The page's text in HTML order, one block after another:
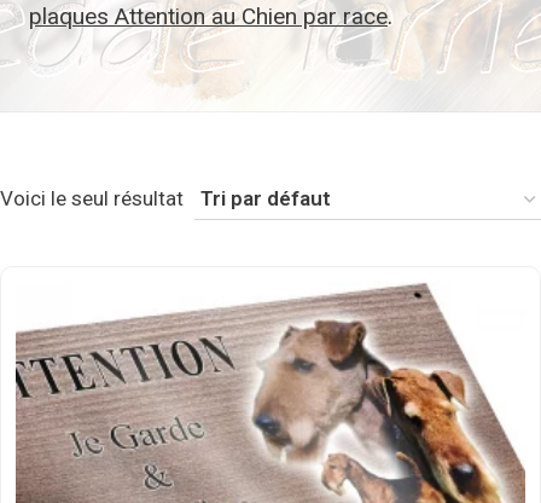
plaques Attention au Chien par race.
Voici le seul résultat